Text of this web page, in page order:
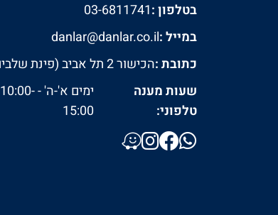
בטלפון :03-6811741
במייל :danlar@danlar.co.il
כתובת :הכישור 2 תל אביב (פינת שלבים 16)
שעות מענה
טלפוני:
ימים א'-ה' - 10:00-
15:00